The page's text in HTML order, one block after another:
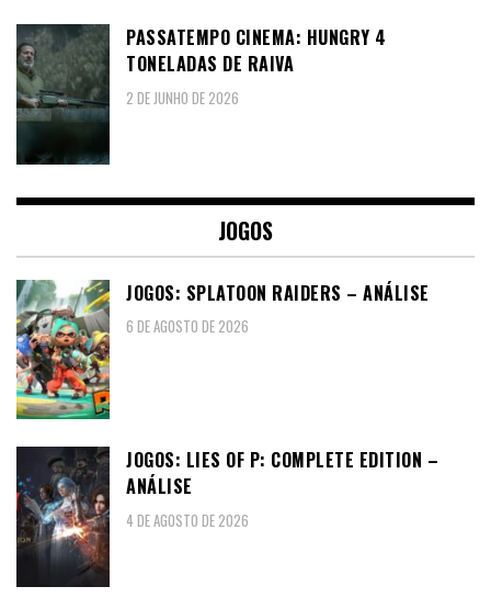
PASSATEMPO CINEMA: HUNGRY 4
TONELADAS DE RAIVA
2 DE JUNHO DE 2026
JOGOS
JOGOS: SPLATOON RAIDERS – ANÁLISE
6 DE AGOSTO DE 2026
JOGOS: LIES OF P: COMPLETE EDITION –
ANÁLISE
4 DE AGOSTO DE 2026